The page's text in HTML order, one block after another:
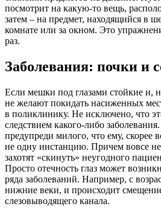
посмотрит на какую-то вещь,
затем – на предмет, находящийся в
комнате или за окном. Это
раз.
Заболевания: почки и
Если мешки под глазами стойкие и,
не желают покидать насиженных
в поликлинику. Не исключено, что
следствием какого-либо
предупреди милого, что ему, скорее
не одну инстанцию. Причем вовсе не
захотят «скинуть» неугодного
Просто отечность глаз может
ряда заболеваний. Например, с
нижние веки, и происходит
слезовыводящего канала.